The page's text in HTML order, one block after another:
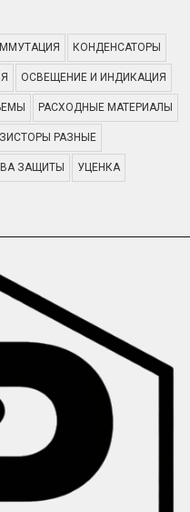
КОНДЕНСАТОРЫ
ОСВЕЩЕНИЕ И ИНДИКАЦИЯ
РАСХОДНЫЕ МАТЕРИАЛЫ
РАЗНЫЕ
ЗАЩИТЫ УЦЕНКА